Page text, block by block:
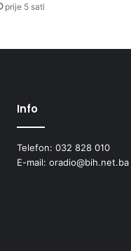
prije 5 sati
Info
Telefon: 032 828 010
E-mail: oradio@bih.net.ba